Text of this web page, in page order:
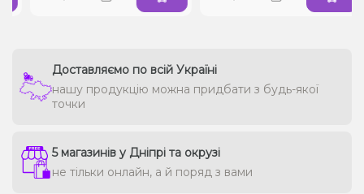
Доставляємо по всій Україні
нашу продукцію можна придбати з будь-якої
точки
5 магазинів у Дніпрі та окрузі
не тільки онлайн, а й поряд з вами